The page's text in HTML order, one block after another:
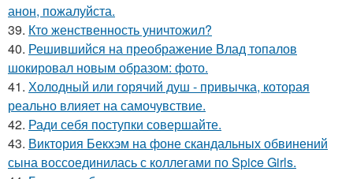
анон, пожалуйста.
39. Кто женственность уничтожил?
40. Решившийся на преображение Влад топалов
шокировал новым образом: фото.
41. Холодный или горячий душ - привычка, которая
реально влияет на самочувствие.
42. Ради себя поступки совершайте.
43. Виктория Бекхэм на фоне скандальных обвинений
сына воссоединилась с коллегами по Spice Girls.